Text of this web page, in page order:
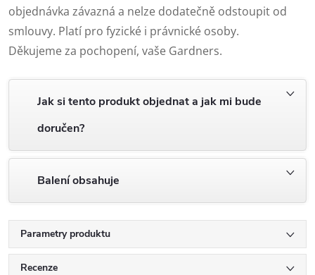
objednávka závazná a nelze dodatečně odstoupit od
smlouvy. Platí pro fyzické i právnické osoby.
Děkujeme za pochopení, vaše Gardners.
Jak si tento produkt objednat a jak mi bude
doručen?
Balení obsahuje
Parametry produktu
Recenze